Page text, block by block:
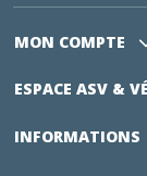
MON COMPTE
ESPACE ASV &
INFORMATIONS